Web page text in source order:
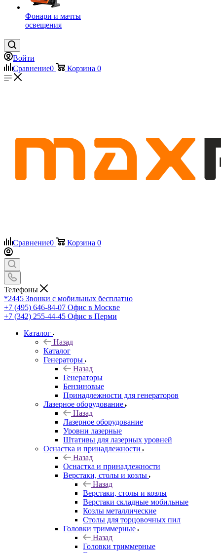
Фонари и мачты
освещения
Войти
Сравнение0 Корзина 0
Сравнение0 Корзина 0
Телефоны
*2445 Звонки с мобильных бесплатно
+7 (495) 646-84-07 Офис в Москве
+7 (342) 255-44-45 Офис в Перми
Каталог
Назад
Каталог
Генераторы
Назад
Генераторы
Бензиновые
Принадлежности для генераторов
Лазерное оборудование
Назад
Лазерное оборудование
Уровни лазерные
Штативы для лазерных уровней
Оснастка и принадлежности
Назад
Оснастка и принадлежности
Верстаки, столы и козлы
Назад
Верстаки, столы и козлы
Верстаки складные мобильные
Козлы металлические
Столы для торцовочных пил
Головки триммерные
Назад
Головки триммерные